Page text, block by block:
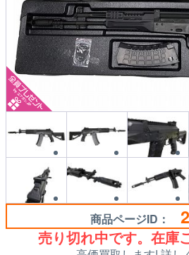
商品ページID：
売り切れ中です。在庫